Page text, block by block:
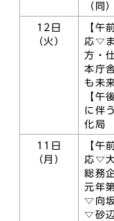
（同）
12日
（火）
【午
応▽
方・
本庁
も未
【午
に伴
化局
11日
（月）
【午
応▽
総務
元年
▽向
▽砂